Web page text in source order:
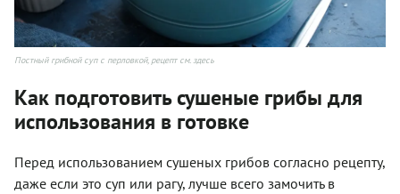
Постный грибной суп с перловкой, рецепт см. здесь
Как подготовить сушеные грибы для
использования в готовке
Перед использованием сушеных грибов согласно рецепту,
даже если это суп или рагу, лучше всего замочить в